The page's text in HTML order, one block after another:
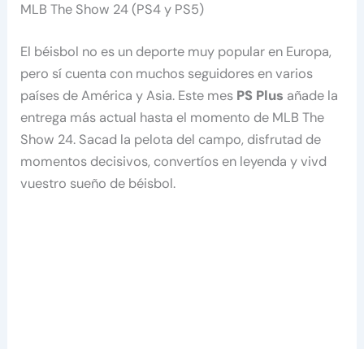
MLB The Show 24 (PS4 y PS5)
El béisbol no es un deporte muy popular en Europa,
pero sí cuenta con muchos seguidores en varios
países de América y Asia. Este mes PS Plus añade la
entrega más actual hasta el momento de MLB The
Show 24. Sacad la pelota del campo, disfrutad de
momentos decisivos, convertíos en leyenda y vivd
vuestro sueño de béisbol.